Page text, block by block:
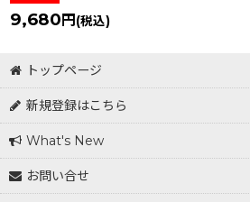
9,680 円 (税込)
トップページ
新規登録はこちら
What's New
お問い合せ